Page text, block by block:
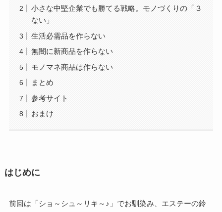
小さな中堅企業でも勝てる戦略。モノづくりの「３
ない」
生活必需品を作らない
無闇に新商品を作らない
モノマネ商品は作らない
まとめ
参考サイト
おまけ
はじめに
前回は「ショ～シュ～リキ～♪」でお馴染み、エステーの鈴